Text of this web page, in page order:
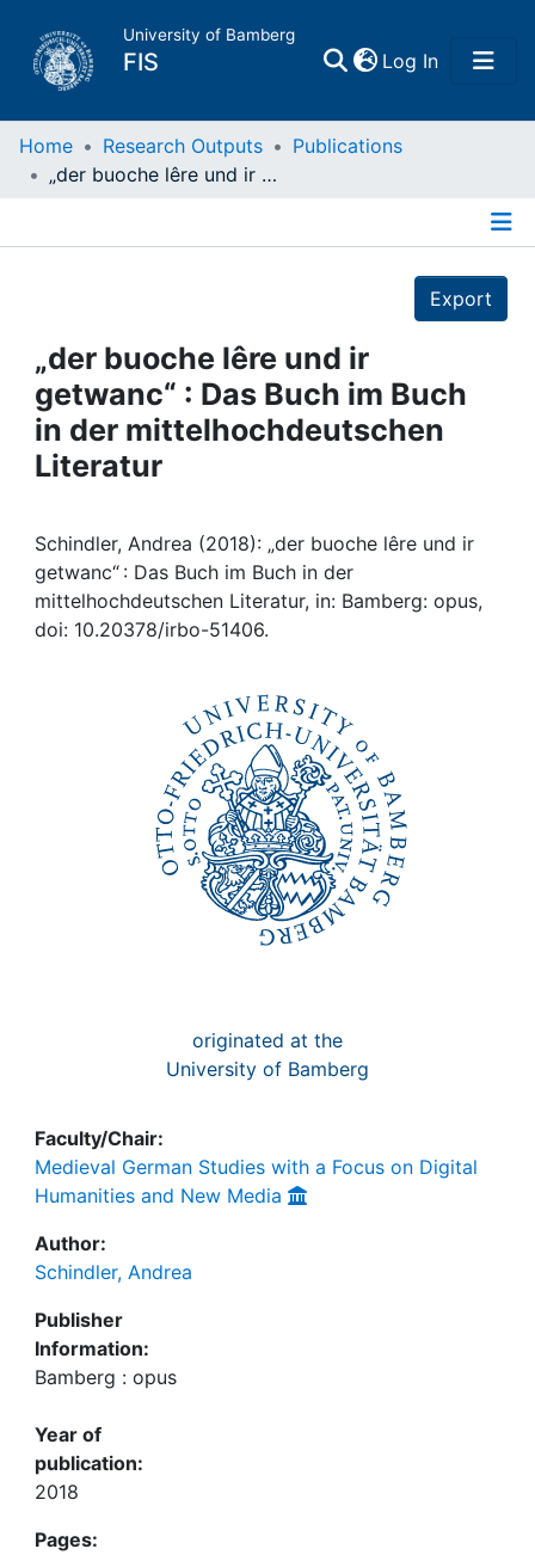
University of Bamberg
FIS Log In(current)
Home
Projects
People
Institutions
Awards
My FIS
Home Research Outputs
Publications
„der buoche lêre und ir getwanc“ : Das Buch im Buch in der mittelhochdeutschen Literatur
Export
„der buoche lêre und ir
getwanc“ : Das Buch im Buch
in der mittelhochdeutschen
Literatur
Schindler, Andrea (2018): „der buoche lêre und ir
getwanc“ : Das Buch im Buch in der
mittelhochdeutschen Literatur, in: Bamberg: opus,
doi: 10.20378/irbo-51406.
originated at the
University of Bamberg
Faculty/Chair:
Medieval German Studies with a Focus on Digital
Humanities and New Media
Author:
Schindler, Andrea
Publisher
Information:
Bamberg : opus
Year of
publication:
2018
Pages: